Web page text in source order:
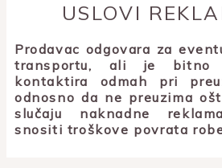
USLOVI
Prodavac odgovara za
transportu, ali je bitno
kontaktira odmah pri
odnosno da ne preuzima
slučaju naknadne
snositi troškove povrata